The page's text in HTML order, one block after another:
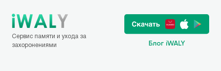
Сервис памяти и ухода за
захоронениями
Блог iWALY